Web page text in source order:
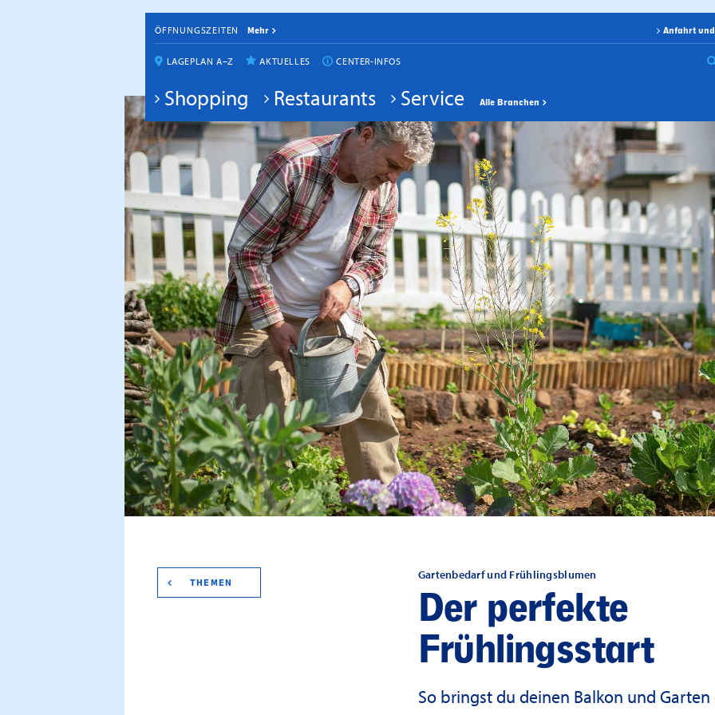
ÖFFNUNGSZEITEN Mehr Anfahrt
LAGEPLAN A–Z AKTUELLES CENTER-INFOS
Shopping Restaurants Service Alle Branchen
THEMEN
Gartenbedarf und Frühlingsblumen
Der perfekte
Frühlingsstart
So bringst du deinen Balkon und Garten